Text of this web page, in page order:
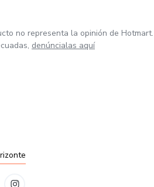
no representa la opinión de Hotmart.
denúncialas aquí